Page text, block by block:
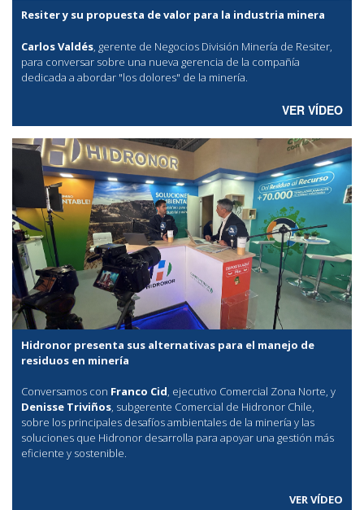
Resiter y su propuesta de valor para la industria minera
Carlos Valdés, gerente de Negocios División Minería de Resiter,
para conversar sobre una nueva gerencia de la compañía
dedicada a abordar "los dolores" de la minería.
VER VÍDEO
Hidronor presenta sus alternativas para el manejo de
residuos en minería
Conversamos con Franco Cid, ejecutivo Comercial Zona Norte, y
Denisse Triviños, subgerente Comercial de Hidronor Chile,
sobre los principales desafíos ambientales de la minería y las
soluciones que Hidronor desarrolla para apoyar una gestión más
eficiente y sostenible.
VER VÍDEO